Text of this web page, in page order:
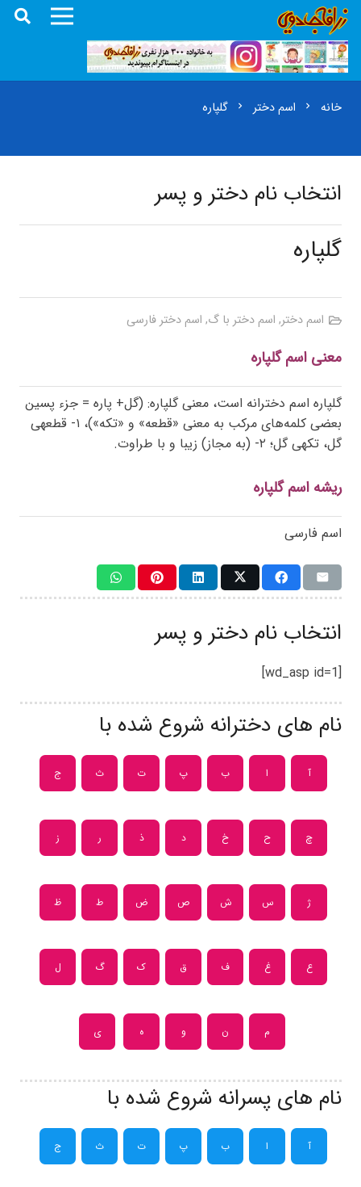
خانه chevron_right اسم دختر chevron_right گلپاره
انتخاب نام دختر و پسر
گلپاره
اسم دختر, اسم دختر با گ, اسم دختر فارسی
معنی اسم گلپاره
گلپاره اسم دخترانه است، معنی گلپاره: (گل+ پاره = جزء پسین
بعضی کلمه‌های مرکب به معنی «قطعه» و «تکه»)، ۱- قطعهی
گل، تکهی گل؛ ۲- (به مجاز) زیبا و با طراوت.
ریشه اسم گلپاره
اسم فارسی
انتخاب نام دختر و پسر
[wd_asp id=1]
نام های دخترانه شروع شده با
آ ا ب پ ت ث ج
چ ح خ د ذ ر ز
ژ س ش ص ض ط ظ
ع غ ف ق ک گ ل
م ن و ه ی
نام های پسرانه شروع شده با
آ ا ب پ ت ث ج